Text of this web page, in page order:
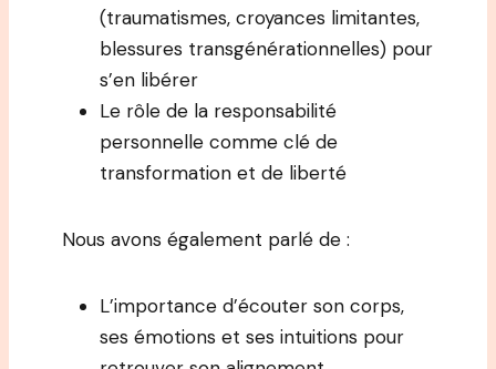
(traumatismes, croyances limitantes,
blessures transgénérationnelles) pour
s’en libérer
Le rôle de la responsabilité
personnelle comme clé de
transformation et de liberté
Nous avons également parlé de :
L’importance d’écouter son corps,
ses émotions et ses intuitions pour